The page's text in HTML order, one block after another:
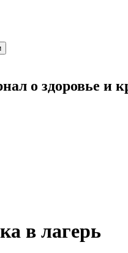
о здоровье и
в лагерь